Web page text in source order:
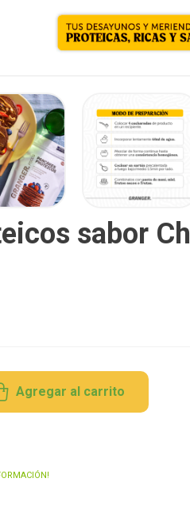
sabor
Agregar al carrito